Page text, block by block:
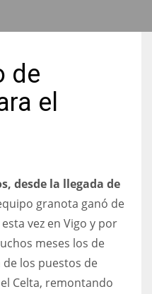
de
el
desde la llegada de
granota ganó de
vez en Vigo y por
meses los de
los puestos de
Celta, remontando